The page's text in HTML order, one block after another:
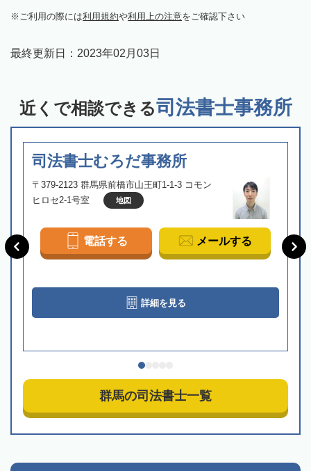
ご利用の際には利用規約や利用上の注意をご確認下さい
最終更新日： 2023年02月03日
近くで相談できる司法書士事務所
司法書士むろだ事務所
〒379-2123 群馬県前橋市山王町1-1-3 コモン
ヒロセ2-1号室
地図
電話する メールする
詳細を見る
群馬の司法書士一覧